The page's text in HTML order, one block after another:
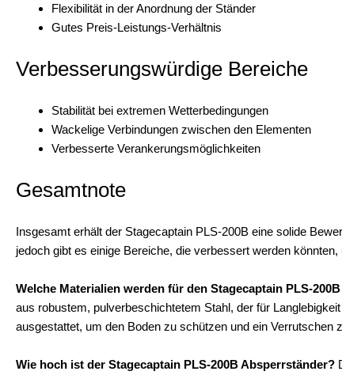
Flexibilität in der Anordnung der Ständer
Gutes Preis-Leistungs-Verhältnis
Verbesserungswürdige Bereiche
Stabilität bei extremen Wetterbedingungen
Wackelige Verbindungen zwischen den Elementen
Verbesserte Verankerungsmöglichkeiten
Gesamtnote
Insgesamt erhält der Stagecaptain PLS-200B eine solide
jedoch gibt es einige Bereiche, die verbessert werden
Welche Materialien werden für den Stagecaptain PLS-
aus robustem, pulverbeschichtetem Stahl, der für
ausgestattet, um den Boden zu schützen und ein Verrutschen
Wie hoch ist der Stagecaptain PLS-200B Absperrständer?